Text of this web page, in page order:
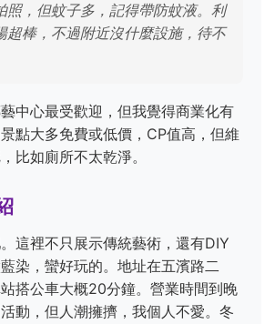
照，但蚊子多，記得帶防蚊液。利
超棒，不過附近沒什麼設施，待不
中心最受歡迎，但我覺得商業化有
點大多免費或低價，CP值高，但維
比如廁所不太乾淨。
這裡不只展示傳統藝術，還有DIY
染，蠻好玩的。地址在五濱路二
搭公車大概20分鐘。營業時間到晚
動，但人潮擁擠，我個人不愛。冬